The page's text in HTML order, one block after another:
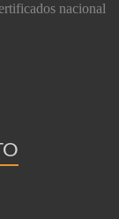
nacional